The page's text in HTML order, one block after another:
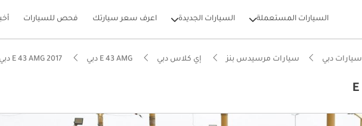
السيارات المستعملة السيارات الجديدة اعرف سعر سيارتك فحص للسيارات
سيارات دبي سيارات مرسيدس بنز إي كلاس دبي